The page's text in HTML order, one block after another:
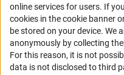
Партнёры DFG в России
Часто задаваемые вопросы
DFG Newsletter
Receive news from the DFG
online services for users. If
cookies in the cookie banner
be stored on your device. We
anonymously by collecting
For this reason, it is not
data is not disclosed to third